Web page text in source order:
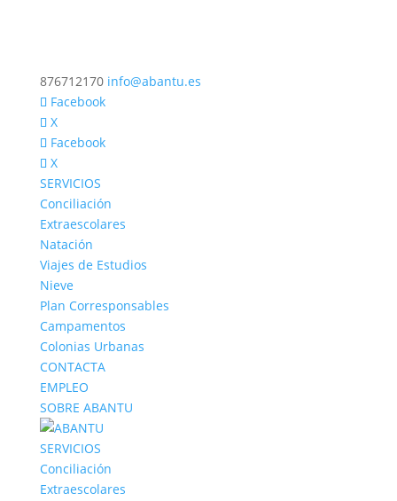
876712170 info@abantu.es
Facebook
X
Facebook
X
SERVICIOS
Conciliación
Extraescolares
Natación
Viajes de Estudios
Nieve
Plan Corresponsables
Campamentos
Colonias Urbanas
CONTACTA
EMPLEO
SOBRE ABANTU
SERVICIOS
Conciliación
Extraescolares